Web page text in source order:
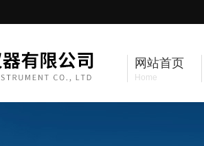
网站首页
Home